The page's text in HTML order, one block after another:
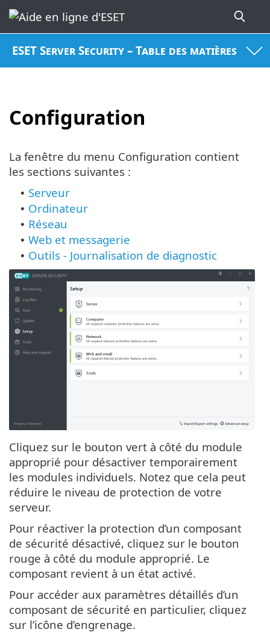
ESET Server Security – Table des matières
Configuration
La fenêtre du menu Configuration contient
les sections suivantes :
• Serveur
• Ordinateur
• Réseau
• Web et messagerie
• Outils - Journalisation de diagnostic
Cliquez sur le bouton vert à côté du module
approprié pour désactiver temporairement
les modules individuels. Notez que cela peut
réduire le niveau de protection de votre
serveur.
Pour réactiver la protection d’un composant
de sécurité désactivé, cliquez sur le bouton
rouge à côté du module approprié. Le
composant revient à un état activé.
Pour accéder aux paramètres détaillés d’un
composant de sécurité en particulier, cliquez
sur l’icône d’engrenage.